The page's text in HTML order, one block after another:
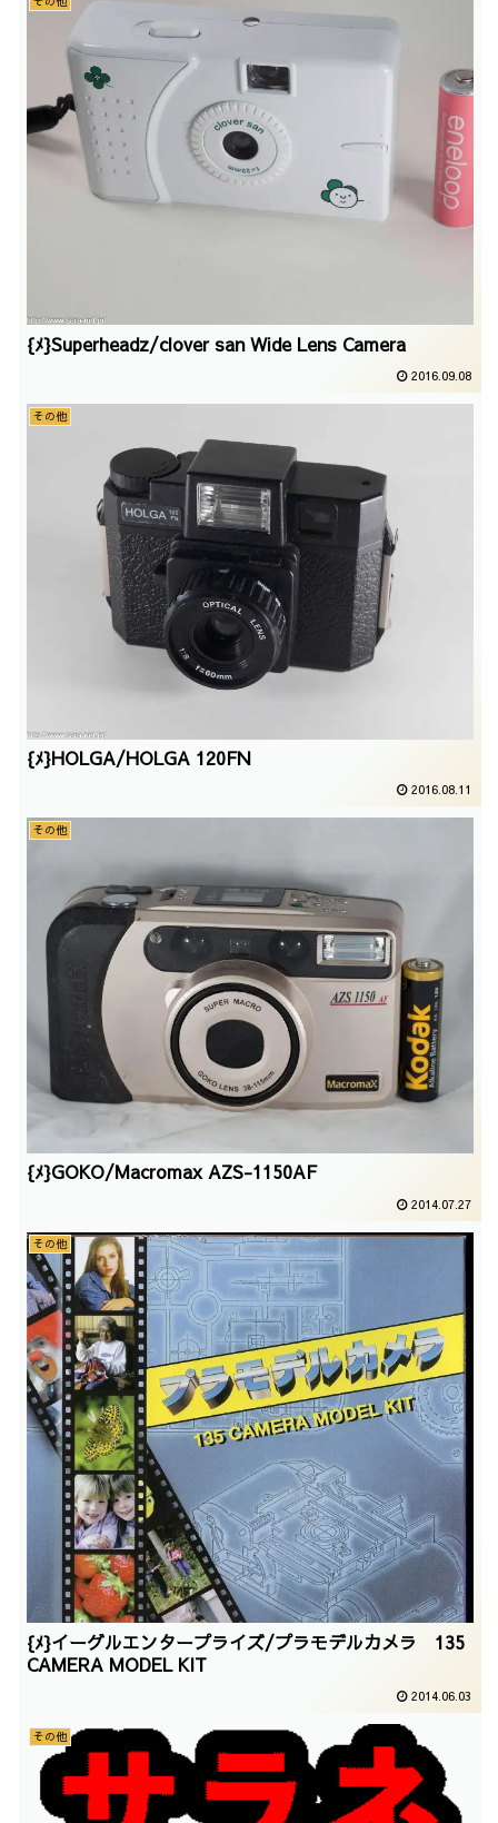
{ﾒ}Superheadz/clover san Wide Lens Camera
2016.09.08
その他
{ﾒ}HOLGA/HOLGA 120FN
2016.08.11
その他
{ﾒ}GOKO/Macromax AZS-1150AF
2014.07.27
その他
{ﾒ}イーグルエンタープライズ/プラモデルカメラ 135
CAMERA MODEL KIT
2014.06.03
その他